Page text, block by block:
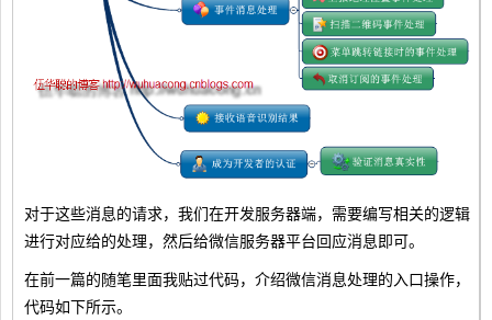
对于这些消息的请求，我们在开发服务器端，需要编写相关的逻辑
进行对应给的处理，然后给微信服务器平台回应消息即可。
在前一篇的随笔里面我贴过代码，介绍微信消息处理的入口操作，
代码如下所示。